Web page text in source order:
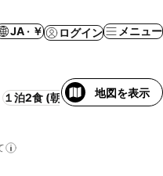
JA · ￥ ログイン メニュー
１泊2食 (朝夕) 付き バケーシ
地図を表示